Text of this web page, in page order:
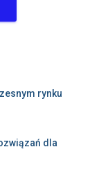
rynku
dla